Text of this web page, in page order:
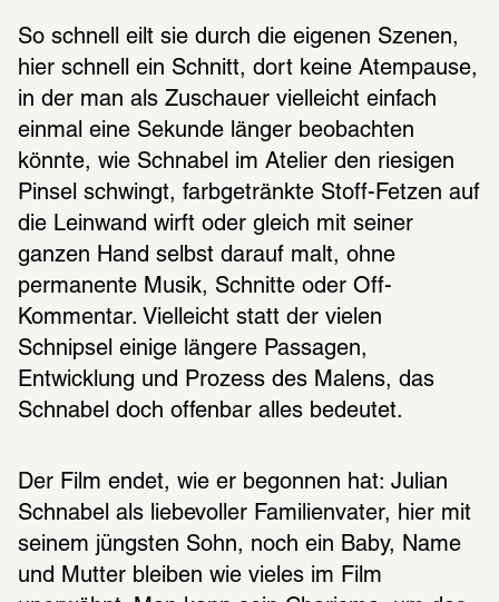
So schnell eilt sie durch die eigenen Szenen,
hier schnell ein Schnitt, dort keine Atempause,
in der man als Zuschauer vielleicht einfach
einmal eine Sekunde länger beobachten
könnte, wie Schnabel im Atelier den riesigen
Pinsel schwingt, farbgetränkte Stoff-Fetzen auf
die Leinwand wirft oder gleich mit seiner
ganzen Hand selbst darauf malt, ohne
permanente Musik, Schnitte oder Off-
Kommentar. Vielleicht statt der vielen
Schnipsel einige längere Passagen,
Entwicklung und Prozess des Malens, das
Schnabel doch offenbar alles bedeutet.
Der Film endet, wie er begonnen hat: Julian
Schnabel als liebevoller Familienvater, hier mit
seinem jüngsten Sohn, noch ein Baby, Name
und Mutter bleiben wie vieles im Film